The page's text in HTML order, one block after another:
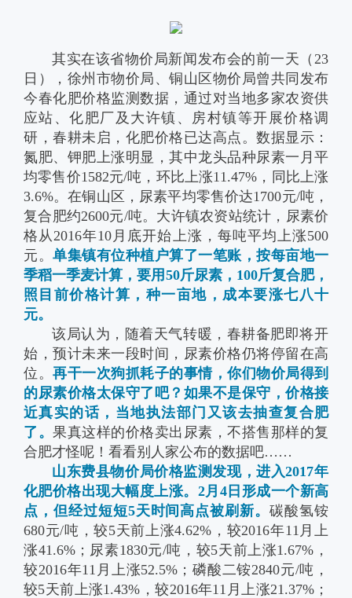
其实在该省物价局新闻发布会的前一天（23
日），徐州市物价局、铜山区物价局曾共同发布
今春化肥价格监测数据，通过对当地多家农资供
应站、化肥厂及大许镇、房村镇等开展价格调
研，春耕未启，化肥价格已达高点。数据显示：
氮肥、钾肥上涨明显，其中龙头品种尿素一月平
均零售价1582元/吨，环比上涨11.47%，同比上涨
3.6%。在铜山区，尿素平均零售价达1700元/吨，
复合肥约2600元/吨。大许镇农资站统计，尿素价
格从2016年10月底开始上涨，每吨平均上涨500
元。 单集镇有位种植户算了一笔账，按每亩地一
季稻一季麦计算，要用50斤尿素，100斤复合肥，
照目前价格计算，种一亩地，成本要涨七八十
元。
该局认为，随着天气转暖，春耕备肥即将开
始，预计未来一段时间，尿素价格仍将停留在高
位。 再干一次狗抓耗子的事情，你们物价局得到
的尿素价格太保守了吧？如果不是保守，价格接
近真实的话，当地执法部门又该去抽查复合肥
了。 果真这样的价格卖出尿素，不搭售那样的复
合肥才怪呢！看看别人家公布的数据吧……
山东费县物价局价格监测发现，进入2017年
化肥价格出现大幅度上涨。2月4日形成一个新高
点，但经过短短5天时间高点被刷新。碳酸氢铵
680元/吨，较5天前上涨4.62%，较2016年11月上
涨41.6%；尿素1830元/吨，较5天前上涨1.67%，
较2016年11月上涨52.5%；磷酸二铵2840元/吨，
较5天前上涨1.43%，较2016年11月上涨21.37%；